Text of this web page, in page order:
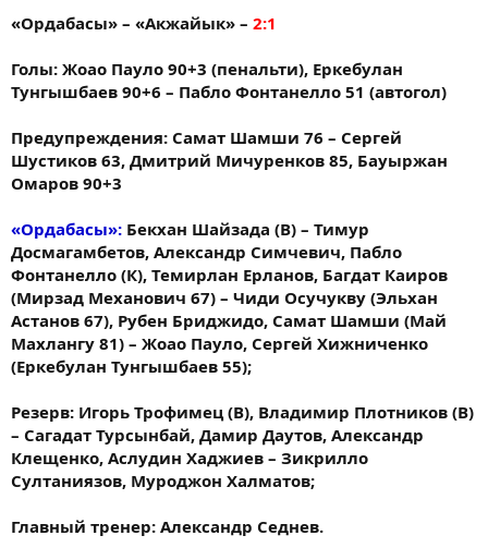
«Ордабасы» – «Акжайык» – 2:1
Голы: Жоао Пауло 90+3 (пенальти), Еркебулан
Тунгышбаев 90+6 – Пабло Фонтанелло 51 (автогол)
Предупреждения: Самат Шамши 76 – Сергей
Шустиков 63, Дмитрий Мичуренков 85, Бауыржан
Омаров 90+3
«Ордабасы»: Бекхан Шайзада (В) – Тимур
Досмагамбетов, Александр Симчевич, Пабло
Фонтанелло (К), Темирлан Ерланов, Багдат Каиров
(Мирзад Механович 67) – Чиди Осучукву (Эльхан
Астанов 67), Рубен Бриджидо, Самат Шамши (Май
Махлангу 81) – Жоао Пауло, Сергей Хижниченко
(Еркебулан Тунгышбаев 55);
Резерв: Игорь Трофимец (В), Владимир Плотников (В)
– Сагадат Турсынбай, Дамир Даутов, Александр
Клещенко, Аслудин Хаджиев – Зикрилло
Султаниязов, Муроджон Халматов;
Главный тренер: Александр Седнев.